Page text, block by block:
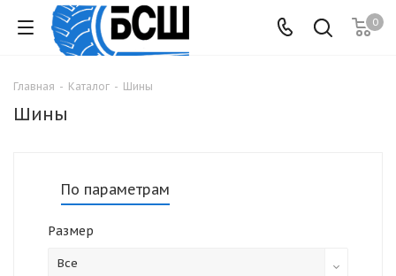
0
Главная - Каталог - Шины
Шины
По параметрам
Размер
Все